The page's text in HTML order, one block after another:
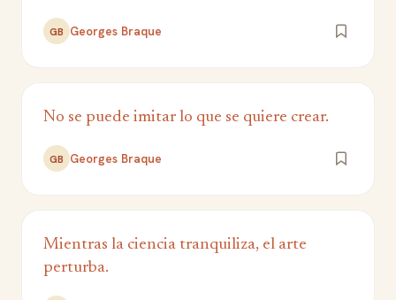
GB Georges Braque
No se puede imitar lo que se quiere crear.
GB Georges Braque
Mientras la ciencia tranquiliza, el arte
perturba.